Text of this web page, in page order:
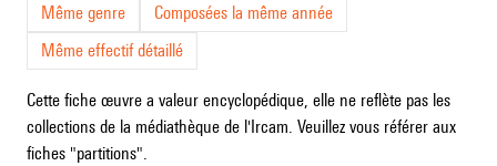
Même genre
Composées la même année
Même effectif détaillé
Cette fiche œuvre a valeur encyclopédique, elle ne reflète pas les
collections de la médiathèque de l'Ircam. Veuillez vous référer aux
fiches "partitions".